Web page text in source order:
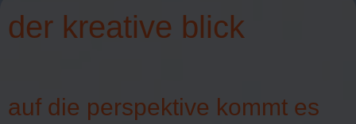
der kreative blick
auf die perspektive kommt es